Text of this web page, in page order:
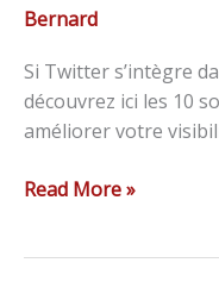
Bernard
Si Twitter s’intègre
découvrez ici les 10
améliorer votre
Read More »